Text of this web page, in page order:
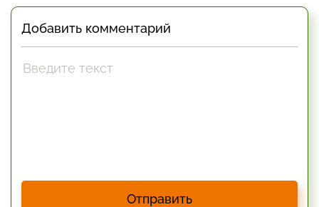
Добавить комментарий
Отправить